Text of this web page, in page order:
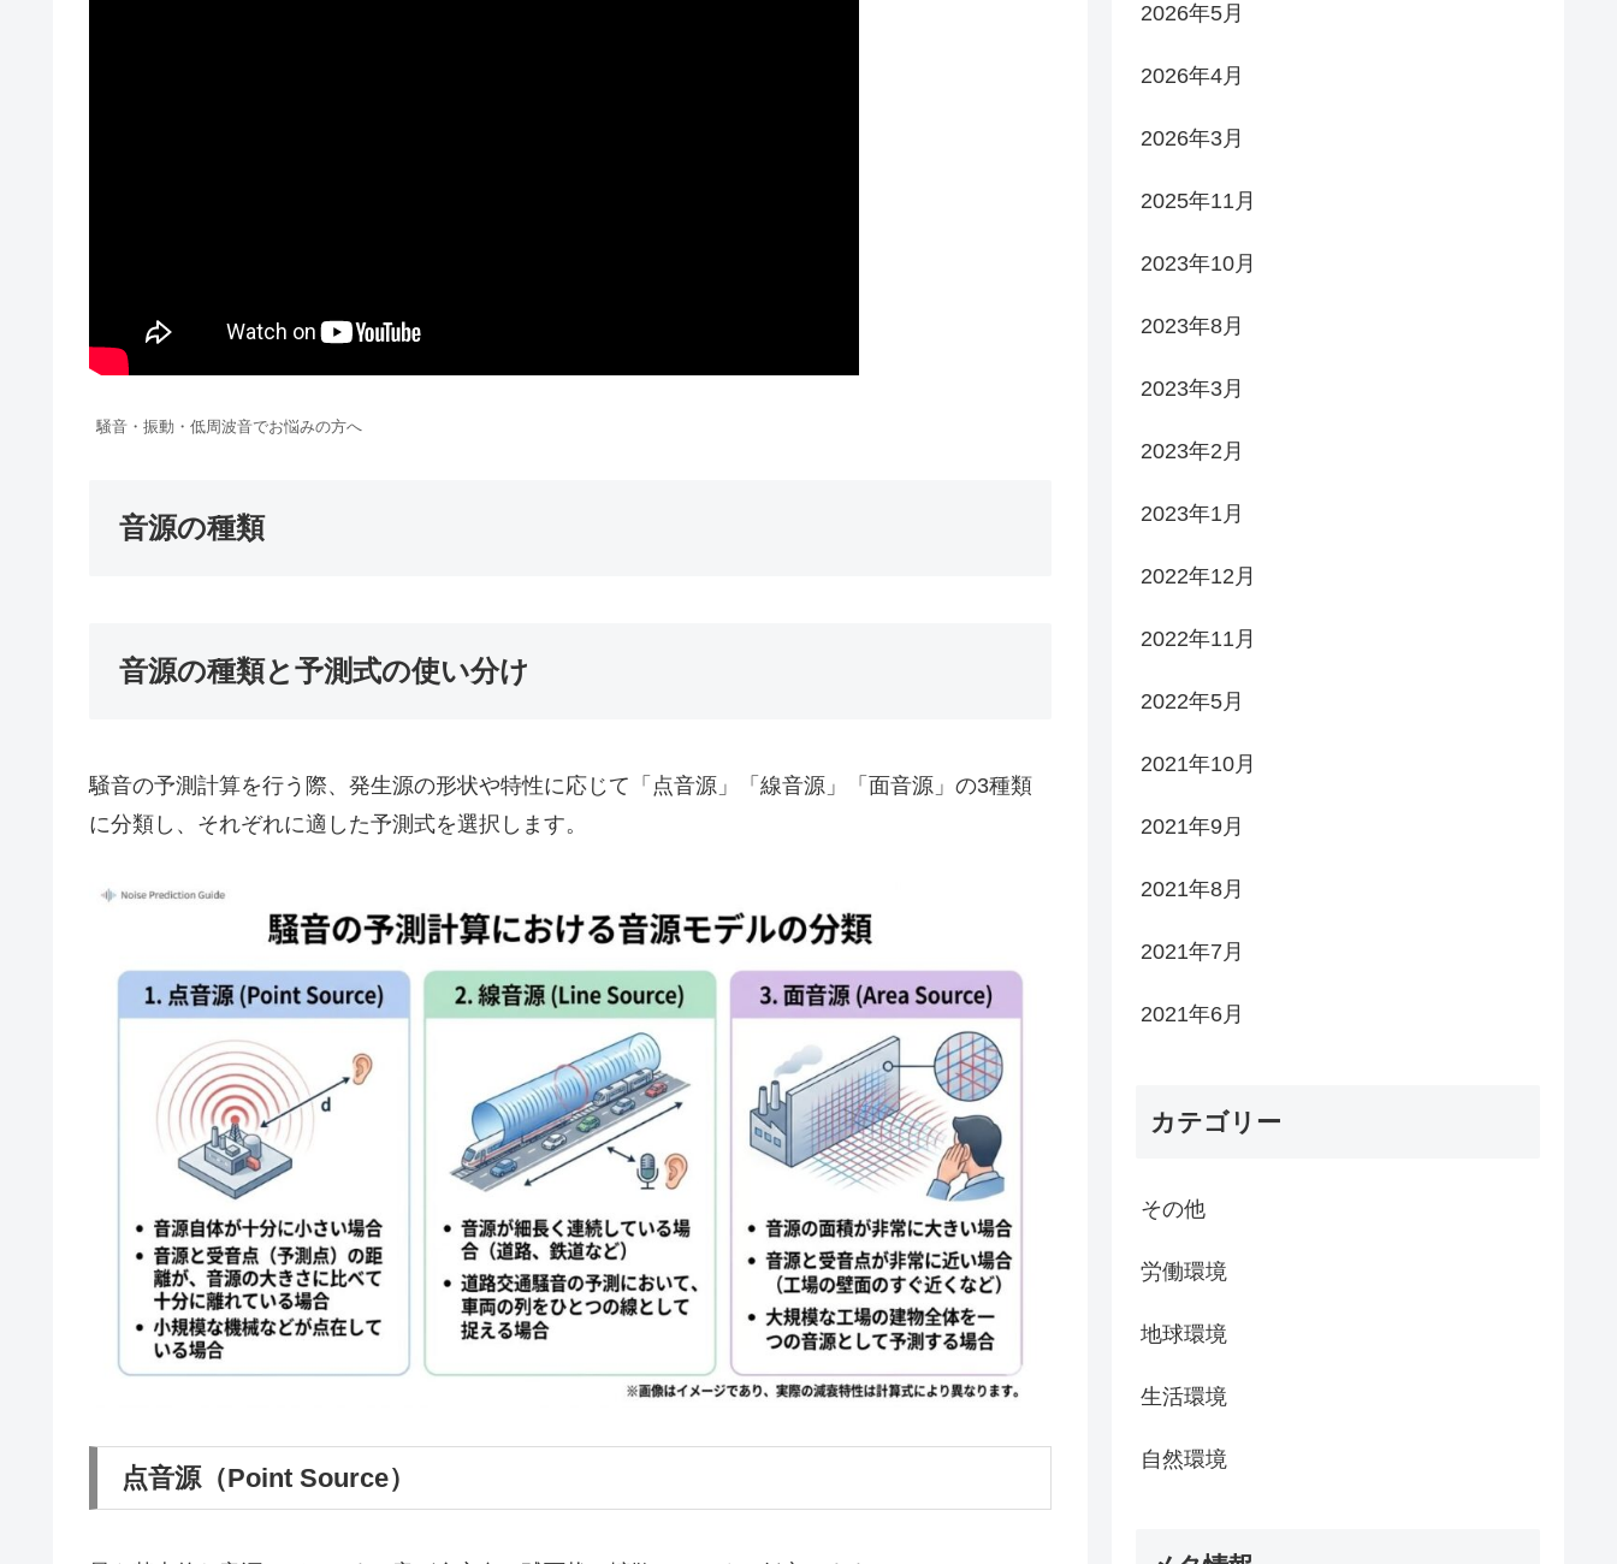
騒音・振動・低周波音でお悩みの方へ
音源の種類
音源の種類と予測式の使い分け
騒音の予測計算を行う際、発生源の形状や特性に応じて「点音源」「線音源」「面音源」の3種類
に分類し、それぞれに適した予測式を選択します。
点音源（Point Source）
2026年5月
2026年4月
2026年3月
2025年11月
2023年10月
2023年8月
2023年3月
2023年2月
2023年1月
2022年12月
2022年11月
2022年5月
2021年10月
2021年9月
2021年8月
2021年7月
2021年6月
カテゴリー
その他
労働環境
地球環境
生活環境
自然環境